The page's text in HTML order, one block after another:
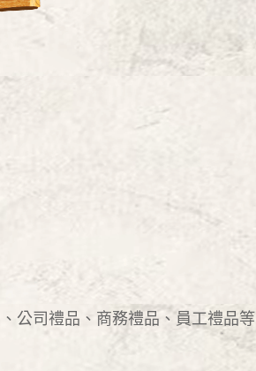
公司禮品、商務禮品、員工禮品等